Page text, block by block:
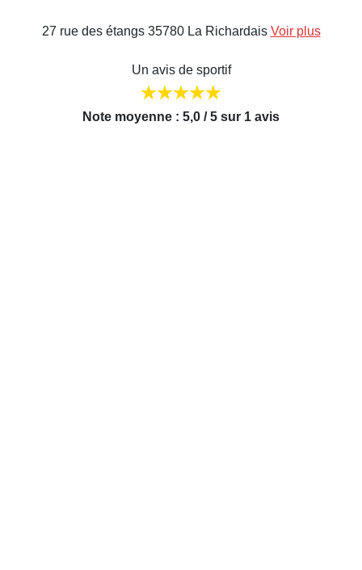
27 rue des étangs 35780 La Richardais Voir plus
Un avis de sportif
Note moyenne : 5,0 / 5 sur 1 avis